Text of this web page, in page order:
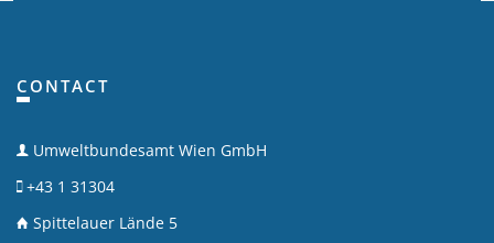
CONTACT
Umweltbundesamt Wien GmbH
+43 1 31304
Spittelauer Lände 5